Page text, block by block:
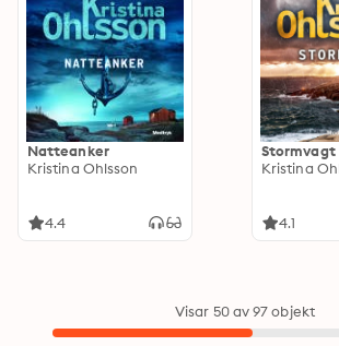
Natteanker
Kristina Ohlsson
4.4
Stormvagt
Kristina
4.1
Visar 50 av 97 objekt